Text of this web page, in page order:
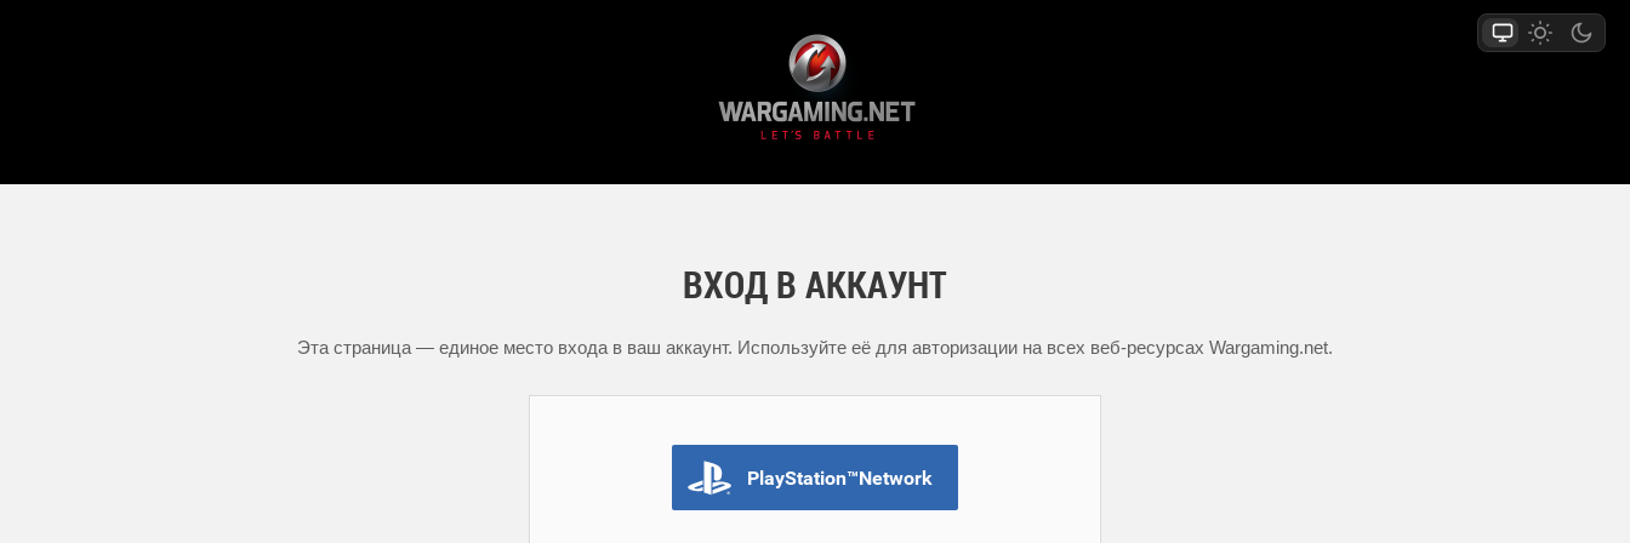
ВХОД В АККАУНТ
Эта страница — единое место входа в ваш аккаунт. Используйте её для авторизации на всех веб-ресурсах Wargaming.net.
PlayStation™Network